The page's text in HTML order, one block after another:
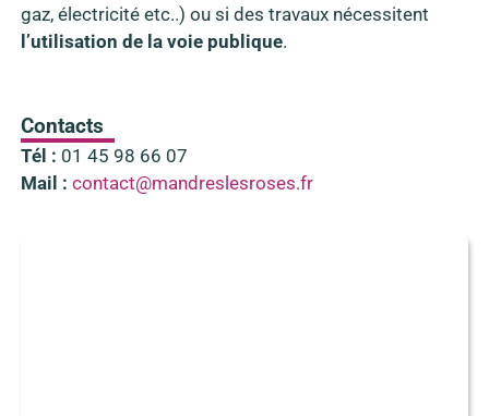
gaz, électricité etc..) ou si des travaux nécessitent
l’utilisation de la voie publique.
Contacts
Tél : 01 45 98 66 07
Mail : contact@mandreslesroses.fr